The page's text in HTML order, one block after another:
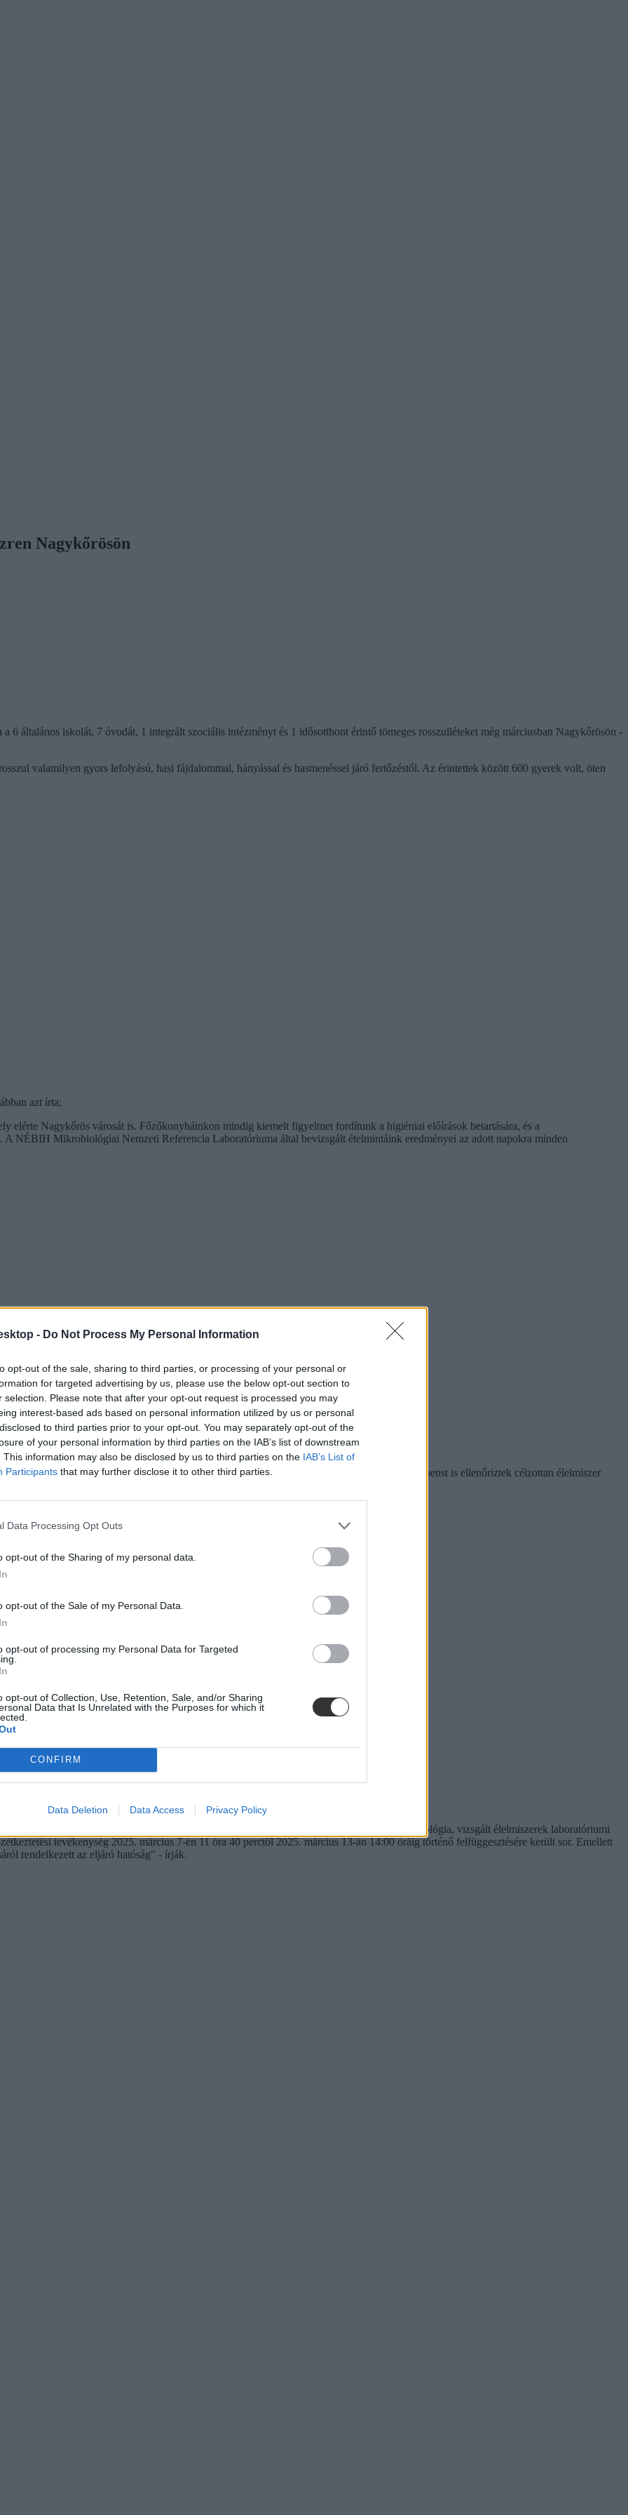
- Do Not Process My Personal Information
opt-out of the sale, sharing to third parties, or processing of your personal or
for targeted advertising by us, please use the below opt-out section to
selection. Please note that after your opt-out request is processed you may
interest-based ads based on personal information utilized by us or personal
to third parties prior to your opt-out. You may separately opt-out of the
of your personal information by third parties on the IAB’s list of downstream
This information may also be disclosed by us to third parties on the IAB’s List of
Participants that may further disclose it to other third parties.
Data Processing Opt Outs
opt-out of the Sharing of my personal data.
opt-out of the Sale of my Personal Data.
opt-out of processing my Personal Data for Targeted
opt-out of Collection, Use, Retention, Sale, and/or Sharing
Data that Is Unrelated with the Purposes for which it
CONFIRM
Data Deletion Data Access Privacy Policy
Nagykőrösön
6 általános iskolát, 7 óvodát, 1 integrált szociális intézményt és 1 idősotthont érintő tömeges rosszulléteket még márciusban Nagykőrösön -
valamilyen gyors lefolyású, hasi fájdalommal, hányással és hasmenéssel járó fertőzéstől. Az érintettek között 600 gyerek volt, öten
azt írta;
elérte Nagykőrös városát is. Főzőkonyháinkon mindig kiemelt figyelmet fordítunk a higiéniai előírások betartására, és a
NÉBIH Mikrobiológiai Nemzeti Referencia Laboratóriuma által bevizsgált ételmintáink eredményei az adott napokra minden
be- a cég saját költségén csak négy mikróbát vizsgáltatott be, de a hatóságok ennél több komponenst is ellenőriztek célzottan élelmiszer
mutattak.
felszolgált pulykavagdalt és sajtkrémes kenyér okozta.
karbantartási hibák, személyi higiénia, élelmiszerek előállítása során alkalmazott konyhatechnológia, vizsgált élelmiszerek laboratóriumi
tevékenység 2025. március 7-én 11 óra 40 perctől 2025. március 13-án 14:00 óráig történő felfüggesztésére került sor. Emellett
rendelkezett az eljáró hatóság" - írják.